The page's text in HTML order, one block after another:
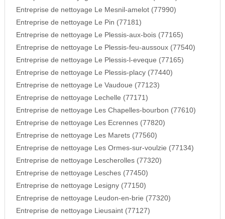
Entreprise de nettoyage Le Mesnil-amelot (77990)
Entreprise de nettoyage Le Pin (77181)
Entreprise de nettoyage Le Plessis-aux-bois (77165)
Entreprise de nettoyage Le Plessis-feu-aussoux (77540)
Entreprise de nettoyage Le Plessis-l-eveque (77165)
Entreprise de nettoyage Le Plessis-placy (77440)
Entreprise de nettoyage Le Vaudoue (77123)
Entreprise de nettoyage Lechelle (77171)
Entreprise de nettoyage Les Chapelles-bourbon (77610)
Entreprise de nettoyage Les Ecrennes (77820)
Entreprise de nettoyage Les Marets (77560)
Entreprise de nettoyage Les Ormes-sur-voulzie (77134)
Entreprise de nettoyage Lescherolles (77320)
Entreprise de nettoyage Lesches (77450)
Entreprise de nettoyage Lesigny (77150)
Entreprise de nettoyage Leudon-en-brie (77320)
Entreprise de nettoyage Lieusaint (77127)